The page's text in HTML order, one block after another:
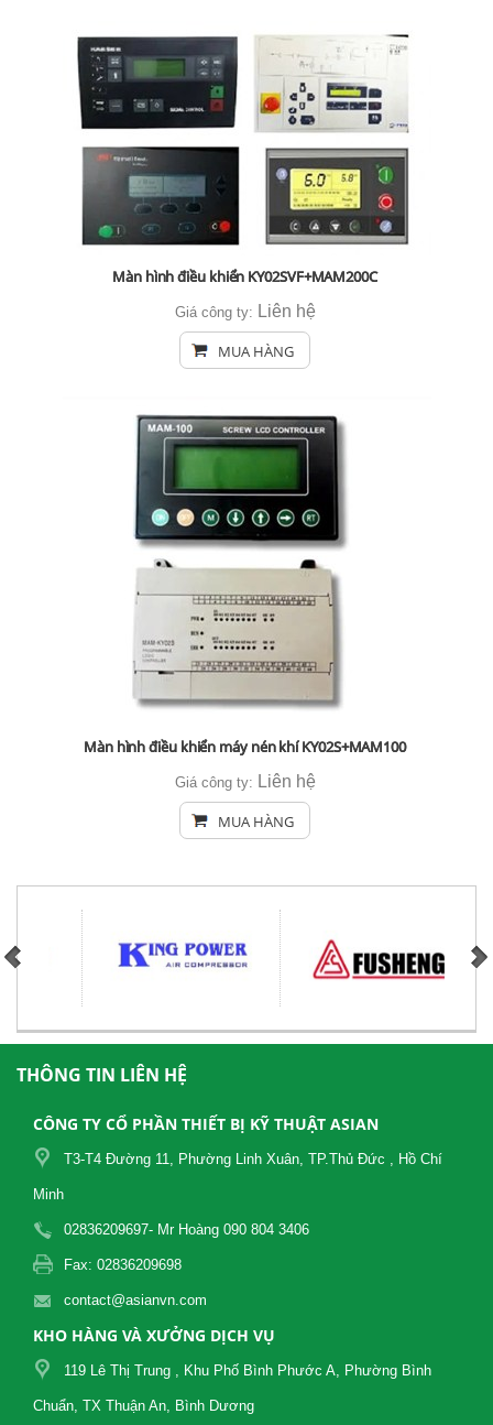
Màn hình điều khiển KY02SVF+MAM200C
Giá công ty: Liên hệ
MUA HÀNG
Màn hình điều khiển máy nén khí KY02S+MAM100
Giá công ty: Liên hệ
MUA HÀNG
THÔNG TIN LIÊN HỆ
CÔNG TY CỔ PHẦN THIẾT BỊ KỸ THUẬT ASIAN
T3-T4 Đường 11, Phường Linh Xuân, TP.Thủ Đức , Hồ Chí
Minh
02836209697- Mr Hoàng 090 804 3406
Fax: 02836209698
contact@asianvn.com
KHO HÀNG VÀ XƯỞNG DỊCH VỤ
119 Lê Thị Trung , Khu Phố Bình Phước A, Phường Bình
Chuẩn, TX Thuận An, Bình Dương